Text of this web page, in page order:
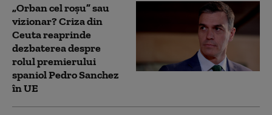
„Orban cel roșu” sau
vizionar? Criza din
Ceuta reaprinde
dezbaterea despre
rolul premierului
spaniol Pedro Sanchez
în UE